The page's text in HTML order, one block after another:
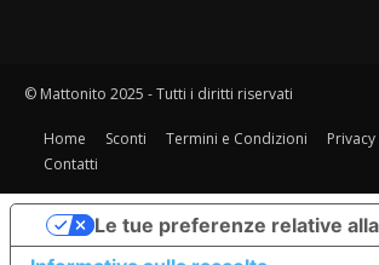
© Mattonito 2025 - Tutti i diritti riservati
Home Sconti Termini e Condizioni Privacy
Contatti
Le tue preferenze relative